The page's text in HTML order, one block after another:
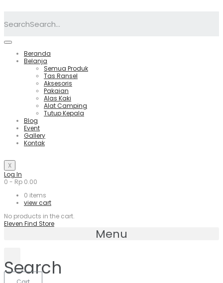
Search
Beranda
Belanja
Semua Produk
Tas Ransel
Aksesoris
Pakaian
Alas Kaki
Alat Camping
Tutup Kepala
Blog
Event
Gallery
Kontak
X
Log In
0 - Rp 0.00
0 items
view cart
No products in the cart.
Eleven Find Store
Menu
Search